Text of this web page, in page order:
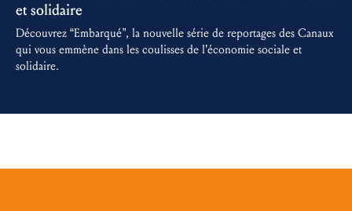
et solidaire
Découvrez “Embarqué", la nouvelle série de reportages des Canaux
qui vous emmène dans les coulisses de l’économie sociale et
solidaire.